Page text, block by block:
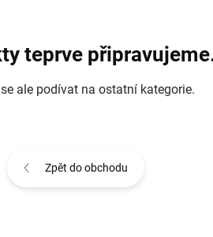
teprve
ale podívat na ostatní kategorie.
Zpět do obchodu